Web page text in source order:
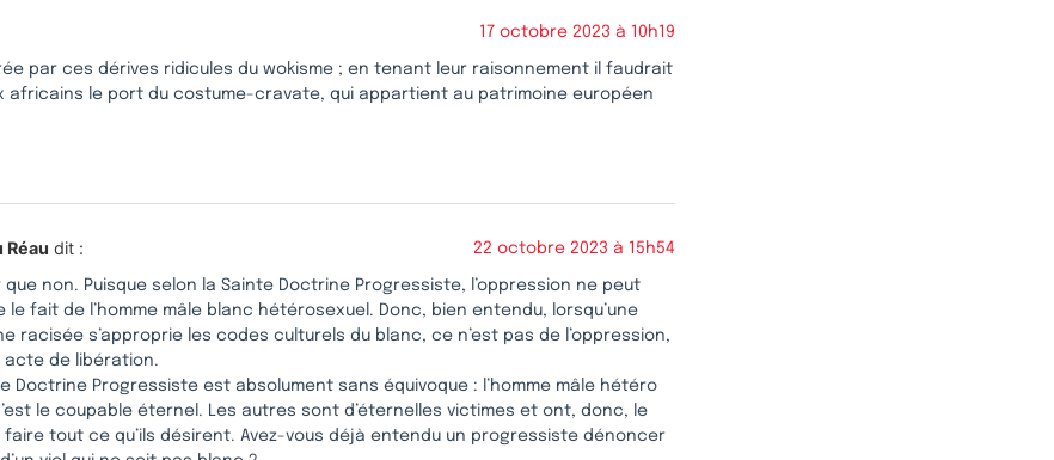
17 octobre 2023 à 10h19
par ces dérives ridicules du wokisme ; en tenant leur raisonnement il faudrait
africains le port du costume-cravate, qui appartient au patrimoine européen
Réau dit : 22 octobre 2023 à 15h54
que non. Puisque selon la Sainte Doctrine Progressiste, l’oppression ne peut
le fait de l’homme mâle blanc hétérosexuel. Donc, bien entendu, lorsqu’une
racisée s’approprie les codes culturels du blanc, ce n’est pas de l’oppression,
acte de libération.
Doctrine Progressiste est absolument sans équivoque : l’homme mâle hétéro
le coupable éternel. Les autres sont d’éternelles victimes et ont, donc, le
tout ce qu’ils désirent. Avez-vous déjà entendu un progressiste dénoncer